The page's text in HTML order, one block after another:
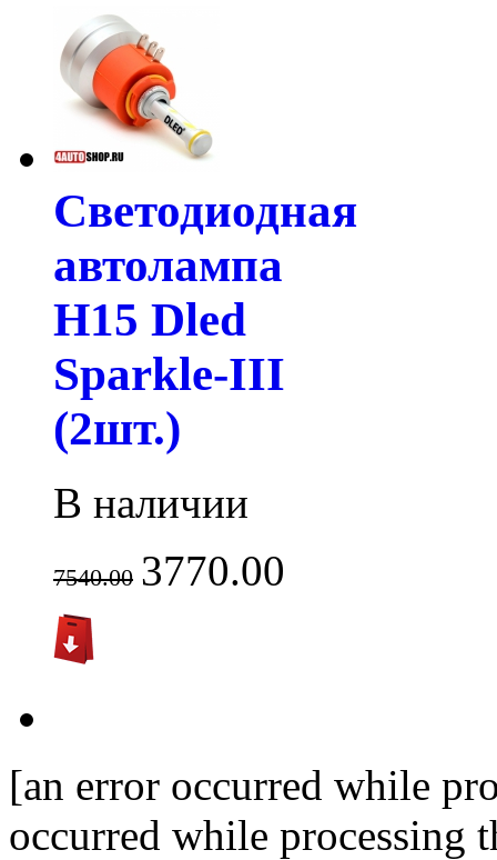
Светодиодная
автолампа
H15 Dled
Sparkle-III
(2шт.)
В наличии
7540.00 3770.00
[an error occurred while
occurred while processing